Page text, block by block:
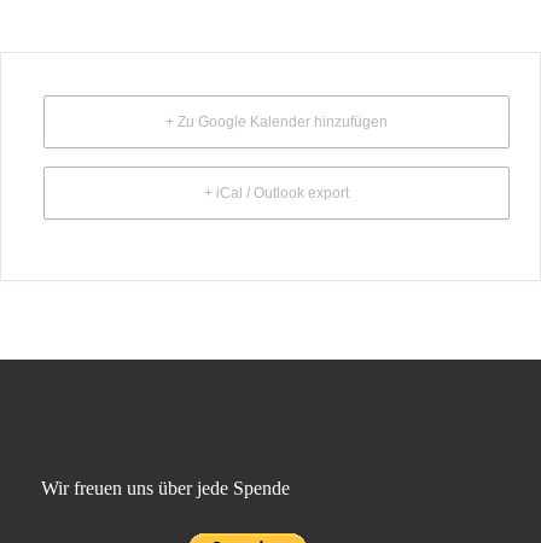
+ Zu Google Kalender hinzufügen
+ iCal / Outlook export
Wir freuen uns über jede Spende